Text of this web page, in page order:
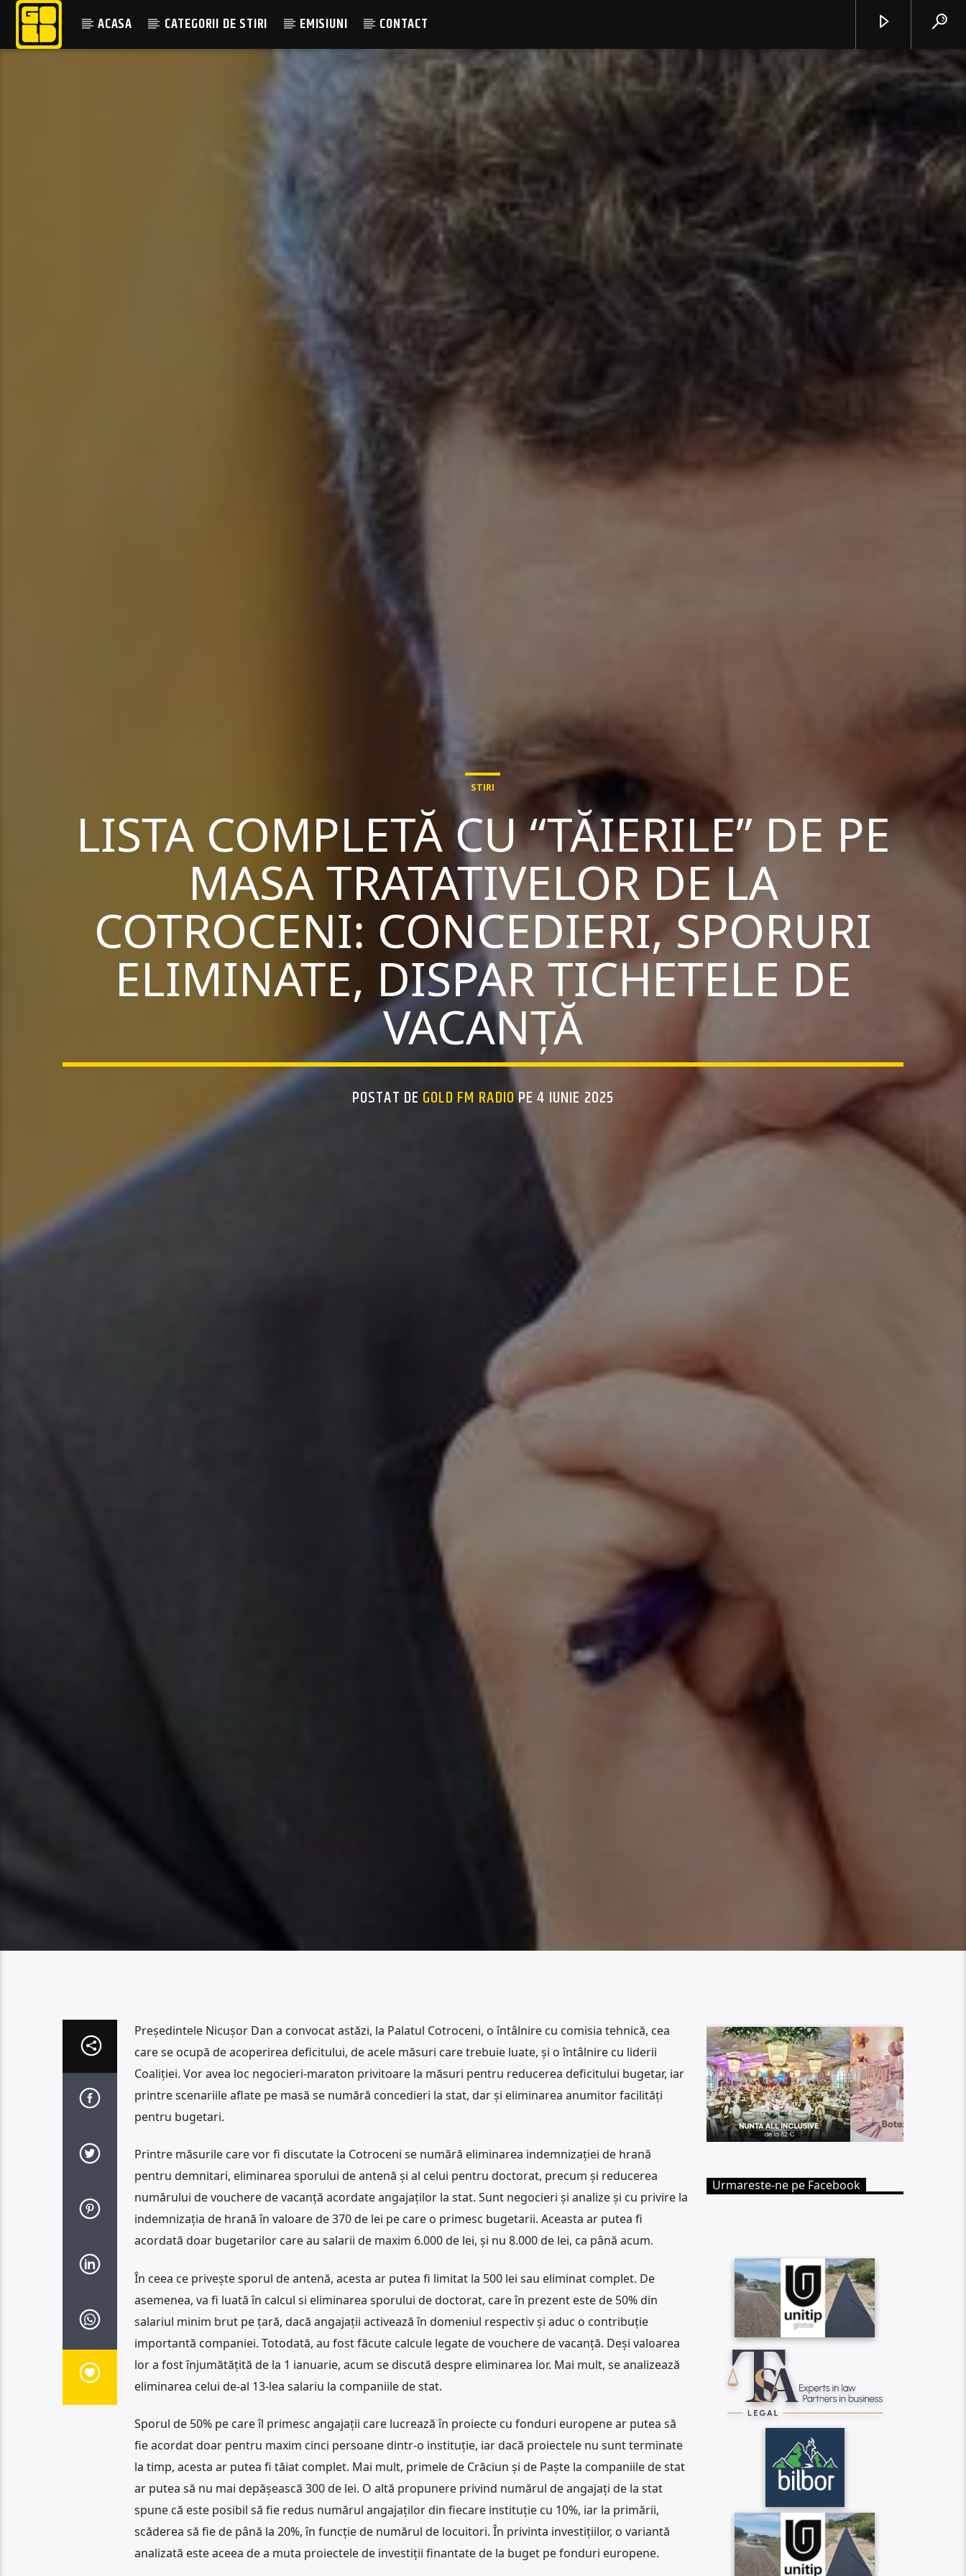
ACASA CATEGORII DE STIRI EMISIUNI CONTACT
STIRI
LISTA COMPLETĂ CU “TĂIERILE” DE PE
MASA TRATATIVELOR DE LA
COTROCENI: CONCEDIERI, SPORURI
ELIMINATE, DISPAR TICHETELE DE
VACANȚĂ
POSTAT DE GOLD FM RADIOPE 4 IUNIE 2025
Președintele Nicușor Dan a convocat astăzi, la Palatul Cotroceni, o întâlnire cu comisia tehnică, cea
care se ocupă de acoperirea deficitului, de acele măsuri care trebuie luate, și o întâlnire cu liderii
Coaliției. Vor avea loc negocieri-maraton privitoare la măsuri pentru reducerea deficitului bugetar, iar
printre scenariile aflate pe masă se numără concedieri la stat, dar și eliminarea anumitor facilități
pentru bugetari.
Printre măsurile care vor fi discutate la Cotroceni se numără eliminarea indemnizației de hrană
pentru demnitari, eliminarea sporului de antenă și al celui pentru doctorat, precum și reducerea
numărului de vouchere de vacanță acordate angajaților la stat. Sunt negocieri și analize și cu privire la
indemnizația de hrană în valoare de 370 de lei pe care o primesc bugetarii. Aceasta ar putea fi
acordată doar bugetarilor care au salarii de maxim 6.000 de lei, și nu 8.000 de lei, ca până acum.
În ceea ce privește sporul de antenă, acesta ar putea fi limitat la 500 lei sau eliminat complet. De
asemenea, va fi luată în calcul si eliminarea sporului de doctorat, care în prezent este de 50% din
salariul minim brut pe țară, dacă angajații activează în domeniul respectiv și aduc o contribuție
importantă companiei. Totodată, au fost făcute calcule legate de vouchere de vacanță. Deși valoarea
lor a fost înjumătățită de la 1 ianuarie, acum se discută despre eliminarea lor. Mai mult, se analizează
eliminarea celui de-al 13-lea salariu la companiile de stat.
Sporul de 50% pe care îl primesc angajații care lucrează în proiecte cu fonduri europene ar putea să
fie acordat doar pentru maxim cinci persoane dintr-o instituție, iar dacă proiectele nu sunt terminate
la timp, acesta ar putea fi tăiat complet. Mai mult, primele de Crăciun și de Paște la companiile de stat
ar putea să nu mai depășească 300 de lei. O altă propunere privind numărul de angajați de la stat
spune că este posibil să fie redus numărul angajaților din fiecare instituție cu 10%, iar la primării,
scăderea să fie de până la 20%, în funcție de numărul de locuitori. În privinta investițiilor, o variantă
analizată este aceea de a muta proiectele de investiții finantate de la buget pe fonduri europene.
Urmareste-ne pe Facebook